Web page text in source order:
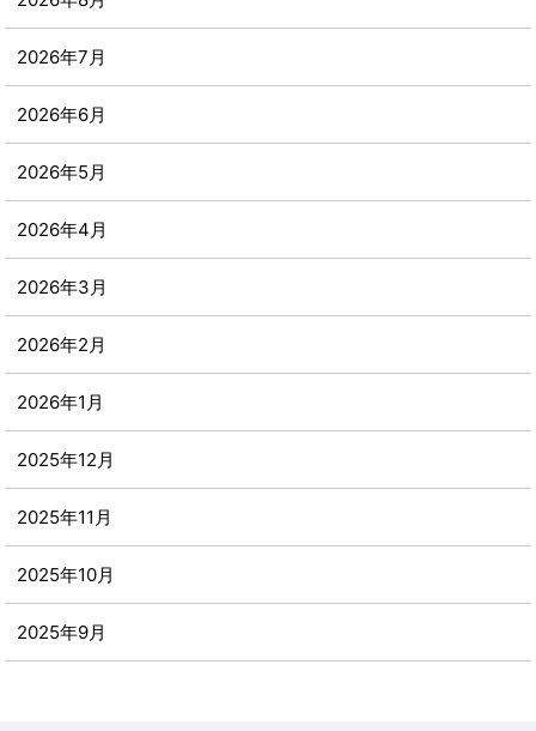
2026年7月
2026年6月
2026年5月
2026年4月
2026年3月
2026年2月
2026年1月
2025年12月
2025年11月
2025年10月
2025年9月